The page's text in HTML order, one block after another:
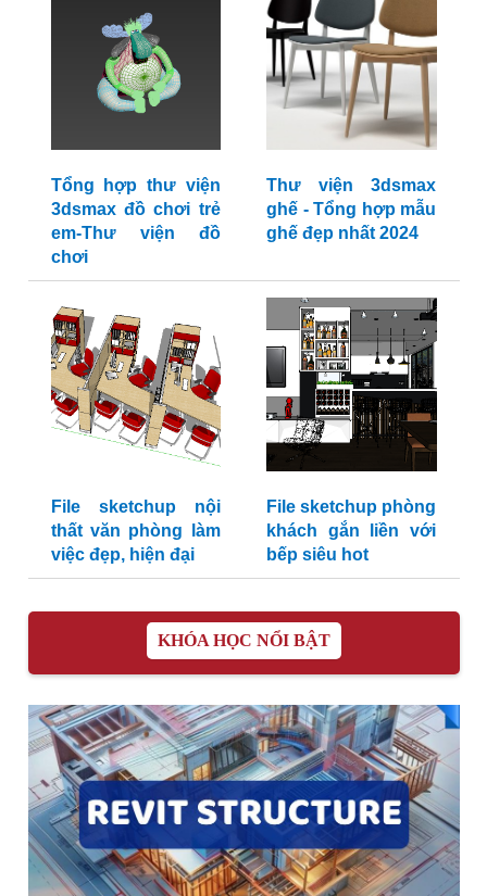
Tổng hợp thư viện
3dsmax đồ chơi trẻ
em-Thư viện đồ
chơi
Thư viện 3dsmax
ghế - Tổng hợp mẫu
ghế đẹp nhất 2024
File sketchup nội
thất văn phòng làm
việc đẹp, hiện đại
File sketchup phòng
khách gắn liền với
bếp siêu hot
KHÓA HỌC NỔI BẬT